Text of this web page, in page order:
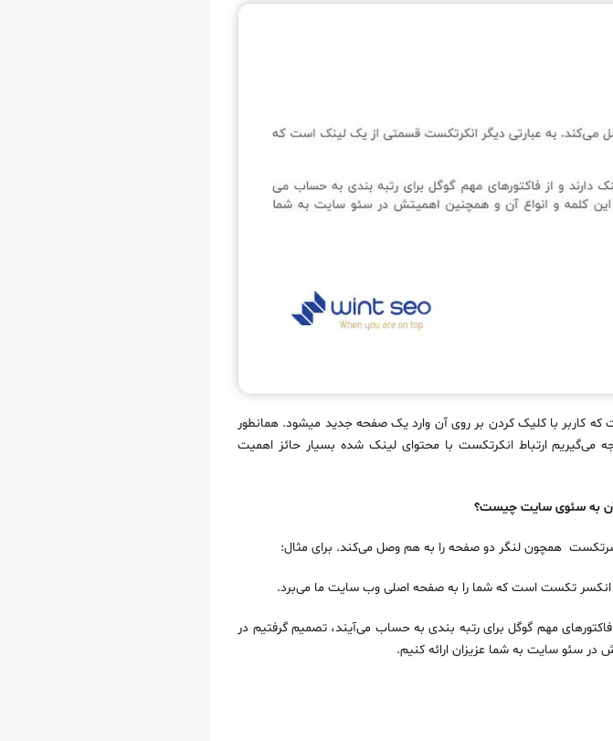
کاربر با کلیک کردن بر روی آن وارد یک صفحه جدید میشود. همانطور
ارتباط انکرتکست با محتوای لینک شده بسیار حائز اهمیت
همچون لنگر دو صفحه را به هم وصل می‌کند. برای مثال:
انکسر تکست است که شما را به صفحه اصلی وب سایت ما می‌برد.
مهم گوگل برای رتبه بندی به حساب می‌آیند، تصمیم گرفتیم در
در سئو سایت به شما عزیزان ارائه کنیم.